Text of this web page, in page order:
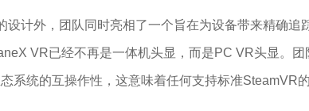
计外，团队同时亮相了一个旨在为设备带来精确追
VR已经不再是一体机头显，而是PC VR头显。
系统的互操作性，这意味着任何支持标准SteamVR